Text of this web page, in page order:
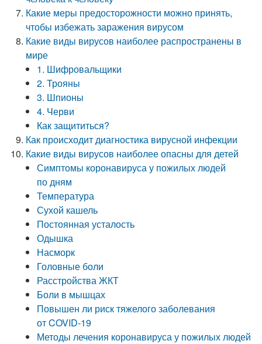
Какие меры предосторожности можно принять,
чтобы избежать заражения вирусом
Какие виды вирусов наиболее распространены в
мире
1. Шифровальщики
2. Трояны
3. Шпионы
4. Черви
Как защититься?
Как происходит диагностика вирусной инфекции
Какие виды вирусов наиболее опасны для детей
Симптомы коронавируса у пожилых людей
по дням
Температура
Сухой кашель
Постоянная усталость
Одышка
Насморк
Головные боли
Расстройства ЖКТ
Боли в мышцах
Повышен ли риск тяжелого заболевания
от COVID-19
Методы лечения коронавируса у пожилых людей